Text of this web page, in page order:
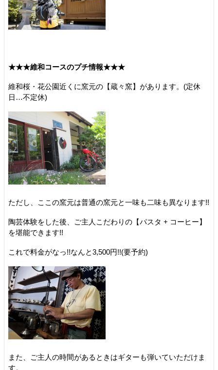
★★★維和コースのプチ情報★★★
維和桜・花公園近くに窯元の【蔵々窯】があります。(定休
日…不定休)
ただし、ここの窯元は普通の窯元と一味も二味も異なります!!
陶芸体験をした後、ご主人こだわりの【パスタ + コーヒー】
を堪能できます!!
これで料金がなっ!!なんと3,500円!!(要予約)
また、ご主人の時間があるときはギターも弾いていただけま
す。